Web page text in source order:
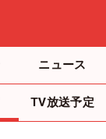
ニュース
TV放送予定